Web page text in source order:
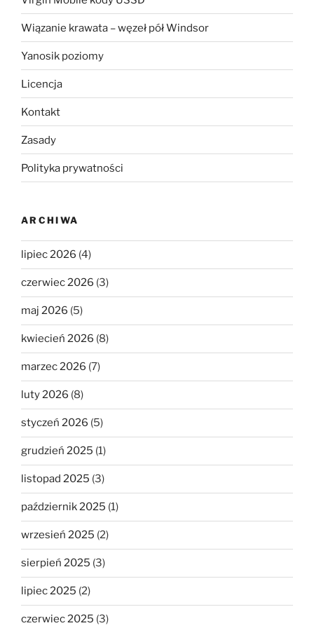
Wiązanie krawata – węzeł pół Windsor
Yanosik poziomy
Licencja
Kontakt
Zasady
Polityka prywatności
ARCHIWA
lipiec 2026 (4)
czerwiec 2026 (3)
maj 2026 (5)
kwiecień 2026 (8)
marzec 2026 (7)
luty 2026 (8)
styczeń 2026 (5)
grudzień 2025 (1)
listopad 2025 (3)
październik 2025 (1)
wrzesień 2025 (2)
sierpień 2025 (3)
lipiec 2025 (2)
czerwiec 2025 (3)